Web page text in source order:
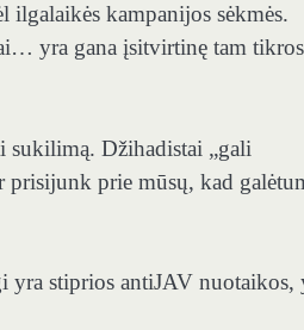
ilgalaikės kampanijos sėkmės.
yra gana įsitvirtinę tam
sukilimą. Džihadistai „gali
prie mūsų, kad
yra stiprios antiJAV nuotaikos,